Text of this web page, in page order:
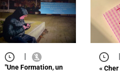
"Une Formation, un
«